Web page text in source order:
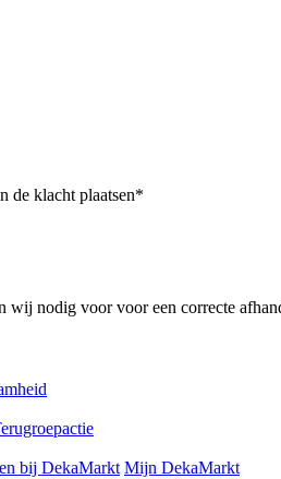
de klacht plaatsen*
wij nodig voor voor een correcte
bij DekaMarkt Mijn DekaMarkt